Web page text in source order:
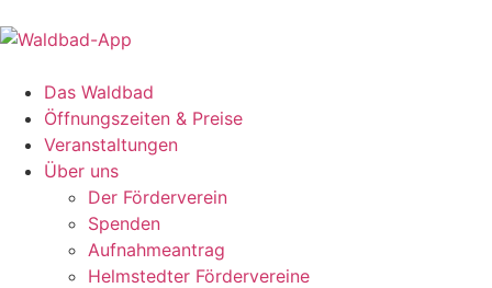
Das Waldbad
Öffnungszeiten & Preise
Veranstaltungen
Über uns
Der Förderverein
Spenden
Aufnahmeantrag
Helmstedter Fördervereine